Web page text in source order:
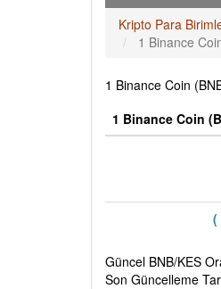
Kripto Para
1 Binance
1 Binance Coin
1 Binance Coin
(
Güncel BNB/KES
Son Güncelleme